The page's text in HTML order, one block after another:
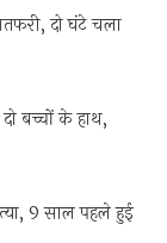
दो घंटे चला
बच्चों के हाथ,
9 साल पहले हुई